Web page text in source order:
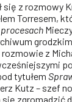
się z rozmowy
Torresem,
z
tytułem
Kutz – szef
się zgromadzić